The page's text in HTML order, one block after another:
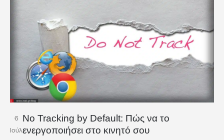
6
Ιούλ
No Tracking by Default: Πώς να το
ενεργοποιήσει στο κινητό σου